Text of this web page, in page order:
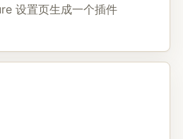
设置页生成一个插件